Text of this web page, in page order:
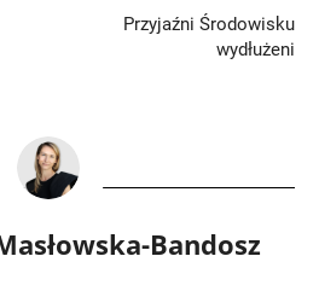
Przyjaźni Środowisku
wydłużeni
Bandosz